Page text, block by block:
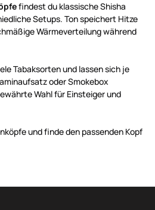
findest du klassische Shisha
Setups. Ton speichert Hitze
Wärmeverteilung während
Tabaksorten und lassen sich je
oder Smokebox
Wahl für Einsteiger und
und finde den passenden Kopf